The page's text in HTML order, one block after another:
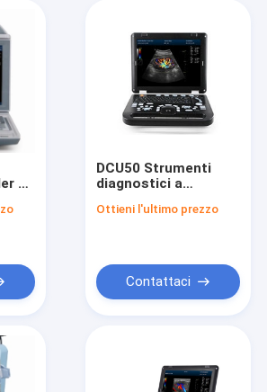
a
DCU50 Strumenti
diagnostici a
colori digitali
Ottieni l'ultimo prezzo
Contattaci